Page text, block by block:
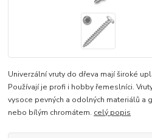
Univerzální vruty do dřeva mají široké
Používají je profi i hobby řemeslníci.
vysoce pevných a odolných materiálů a
nebo bílým chromátem. celý popis